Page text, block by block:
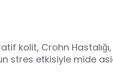
kolit, Crohn
stres etkisiyle mide